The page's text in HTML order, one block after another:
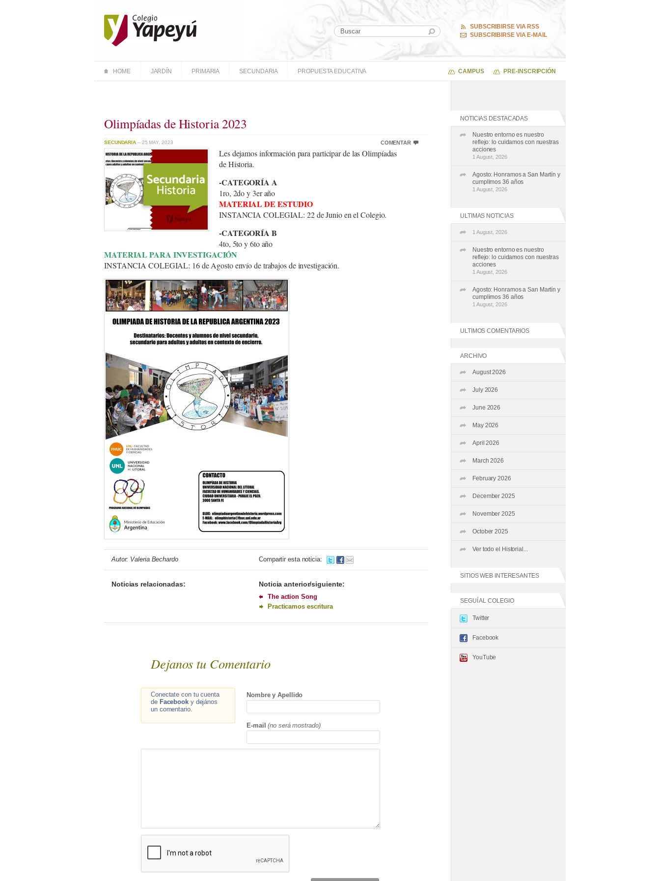
SUBSCRIBIRSE VIA RSS
SUBSCRIBIRSE VIA E-MAIL
HOME JARDÍN PRIMARIA SECUNDARIA PROPUESTA EDUCATIVA CAMPUS PRE-INSCRIPCIÓN
Olimpíadas de Historia 2023
SECUNDARIA – 25 MAY, 2023 COMENTAR
Les dejamos información para participar de las Olimpíadas
de Historia.
-CATEGORÍA A
1ro, 2do y 3er año
MATERIAL DE ESTUDIO
INSTANCIA COLEGIAL: 22 de Junio en el Colegio.
-CATEGORÍA B
4to, 5to y 6to año
MATERIAL PARA INVESTIGACIÓN
INSTANCIA COLEGIAL: 16 de Agosto envío de trabajos de investigación.
Autor: Valeria Bechardo Compartir esta noticia:
Noticias relacionadas: Noticia anterior/siguiente:
The action Song
Practicamos escritura
Dejanos tu Comentario
Conectate con tu cuenta
de Facebooky dejános
un comentario.
Nombre y Apellido
E-mail (no será mostrado)
NOTICIAS DESTACADAS
Nuestro entorno es nuestro
reflejo: lo cuidamos con nuestras
acciones
1 August, 2026
Agosto: Honramos a San Martín y
cumplimos 36 años
1 August, 2026
ULTIMAS NOTICIAS
1 August, 2026
Nuestro entorno es nuestro
reflejo: lo cuidamos con nuestras
acciones
1 August, 2026
Agosto: Honramos a San Martín y
cumplimos 36 años
1 August, 2026
ULTIMOS COMENTARIOS
ARCHIVO
August 2026
July 2026
June 2026
May 2026
April 2026
March 2026
February 2026
December 2025
November 2025
October 2025
Ver todo el Historial...
SITIOS WEB INTERESANTES
SEGUÍ AL COLEGIO
Twitter
Facebook
YouTube